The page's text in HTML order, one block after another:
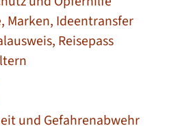
Marken, Ideentransfer
Reisepass
und Gefahrenabwehr